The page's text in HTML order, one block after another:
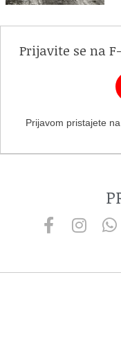
Prijavite se na
Prijavom pristajete na